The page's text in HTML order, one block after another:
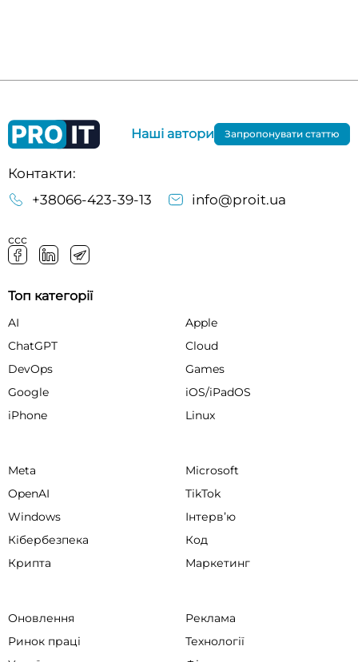
Контакти:
+38066-423-39-13
info@proit.ua
ссс
Наші автори Запропонувати статтю
Топ категорії
AI
Apple
ChatGPT
Cloud
DevOps
Games
Google
iOS/iPadOS
iPhone
Linux
Meta
Microsoft
OpenAI
TikTok
Windows
Інтервʼю
Кібербезпека
Код
Крипта
Маркетинг
Оновлення
Реклама
Ринок праці
Технології